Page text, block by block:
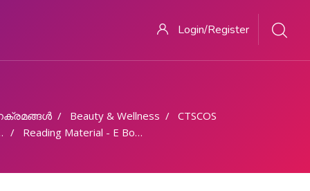
Login/Register
Beauty & Wellness
CTSCOS
Reading Material - E Book - Hindi